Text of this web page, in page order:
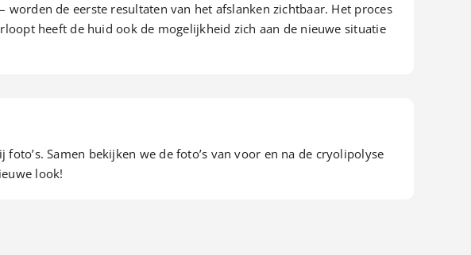
de eerste resultaten van het afslanken zichtbaar. Het proces
heeft de huid ook de mogelijkheid zich aan de nieuwe situatie
Samen bekijken we de foto’s van voor en na de cryolipolyse
look!